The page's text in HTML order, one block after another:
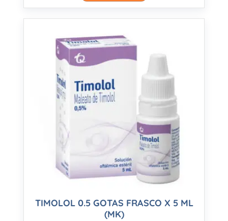
TIMOLOL 0.5 GOTAS FRASCO X 5 ML
(MK)